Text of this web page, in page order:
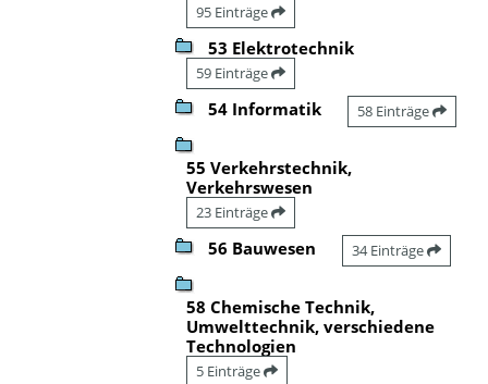
95 Einträge
53 Elektrotechnik
59 Einträge
54 Informatik 58 Einträge
55 Verkehrstechnik,
Verkehrswesen
23 Einträge
56 Bauwesen 34 Einträge
58 Chemische Technik,
Umwelttechnik, verschiedene
Technologien
5 Einträge